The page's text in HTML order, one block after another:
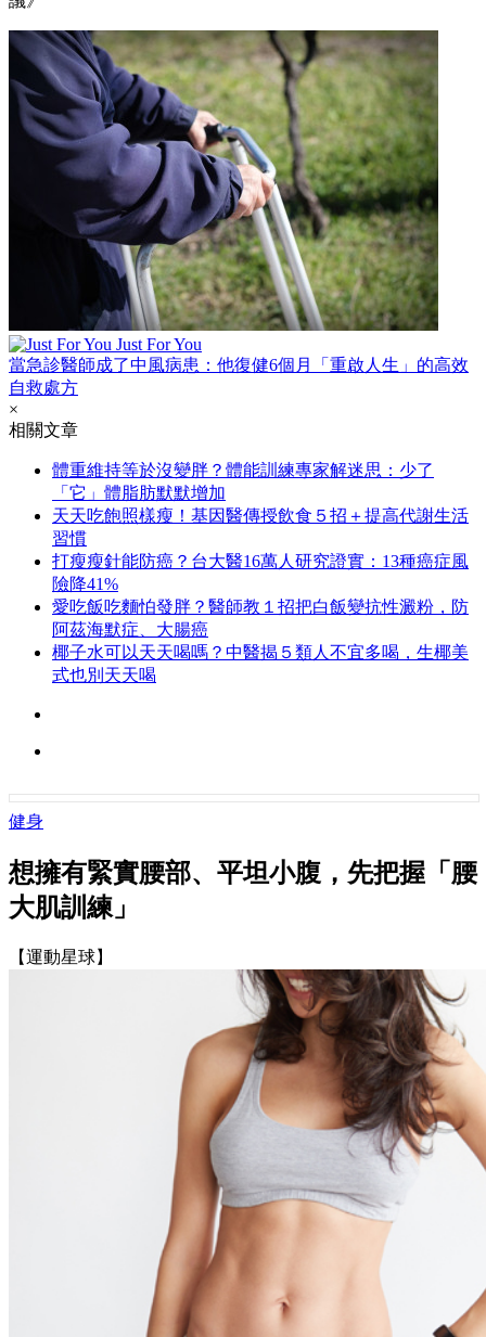
Just For You
當急診醫師成了中風病患：他復健6個月「重啟人生」的高效
自救處方
×
相關文章
體重維持等於沒變胖？體能訓練專家解迷思：少了
「它」體脂肪默默增加
天天吃飽照樣瘦！基因醫傳授飲食５招＋提高代謝生活
習慣
打瘦瘦針能防癌？台大醫16萬人研究證實：13種癌症風
險降41%
愛吃飯吃麵怕發胖？醫師教１招把白飯變抗性澱粉，防
阿茲海默症、大腸癌
椰子水可以天天喝嗎？中醫揭５類人不宜多喝，生椰美
式也別天天喝
健身
想擁有緊實腰部、平坦小腹，先把握「腰
大肌訓練」
【運動星球】